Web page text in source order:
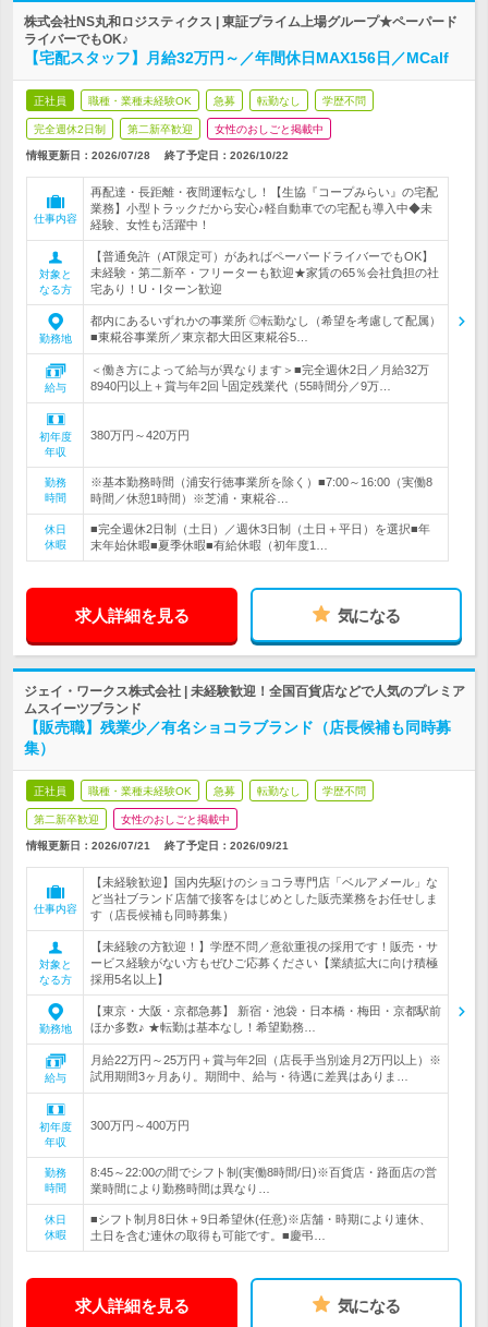
株式会社NS丸和ロジスティクス | 東証プライム上場グループ★ペーパード
ライバーでもOK♪
【宅配スタッフ】月給32万円～／年間休日MAX156日／MCalf
正社員 職種・業種未経験OK 急募 転勤なし 学歴不問
完全週休2日制 第二新卒歓迎 女性のおしごと掲載中
情報更新日：2026/07/28 終了予定日： 2026/10/22
仕事内容
再配達・長距離・夜間運転なし！【生協『コープみらい』の宅配
業務】小型トラックだから安心♪軽自動車での宅配も導入中◆未
経験、女性も活躍中！
対象と
なる方
【普通免許（AT限定可）があればペーパードライバーでもOK】
未経験・第二新卒・フリーターも歓迎★家賃の65％会社負担の社
宅あり！U・Iターン歓迎
勤務地
都内にあるいずれかの事業所 ◎転勤なし（希望を考慮して配属）
■東糀谷事業所／東京都大田区東糀谷5…
給与
＜働き方によって給与が異なります＞■完全週休2日／月給32万
8940円以上＋賞与年2回└固定残業代（55時間分／9万…
初年度
年収
380万円～420万円
勤務
時間
※基本勤務時間（浦安行徳事業所を除く）■7:00～16:00（実働8
時間／休憩1時間）※芝浦・東糀谷…
休日
休暇
■完全週休2日制（土日）／週休3日制（土日＋平日）を選択■年
末年始休暇■夏季休暇■有給休暇（初年度1…
求人詳細を見る 気になる
ジェイ・ワークス株式会社 | 未経験歓迎！全国百貨店などで人気のプレミア
ムスイーツブランド
【販売職】残業少／有名ショコラブランド（店長候補も同時募
集）
正社員 職種・業種未経験OK 急募 転勤なし 学歴不問
第二新卒歓迎 女性のおしごと掲載中
情報更新日：2026/07/21 終了予定日： 2026/09/21
仕事内容
【未経験歓迎】国内先駆けのショコラ専門店「ベルアメール」な
ど当社ブランド店舗で接客をはじめとした販売業務をお任せしま
す（店長候補も同時募集）
対象と
なる方
【未経験の方歓迎！】学歴不問／意欲重視の採用です！販売・サ
ービス経験がない方もぜひご応募ください【業績拡大に向け積極
採用5名以上】
勤務地
【東京・大阪・京都急募】 新宿・池袋・日本橋・梅田・京都駅前
ほか多数♪ ★転勤は基本なし！希望勤務…
給与
月給22万円～25万円＋賞与年2回（店長手当別途月2万円以上）※
試用期間3ヶ月あり。期間中、給与・待遇に差異はありま…
初年度
年収
300万円～400万円
勤務
時間
8:45～22:00の間でシフト制(実働8時間/日)※百貨店・路面店の営
業時間により勤務時間は異なり…
休日
休暇
■シフト制月8日休＋9日希望休(任意)※店舗・時期により連休、
土日を含む連休の取得も可能です。■慶弔…
求人詳細を見る 気になる